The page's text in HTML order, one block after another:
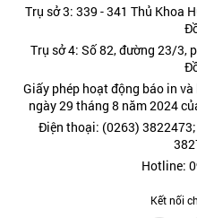
Trụ sở 3: 339 - 341 Thủ Khoa
Trụ sở 4: Số 82, đường 23/3,
Giấy phép hoạt động báo in
ngày 29 tháng 8 năm 2024
Điện thoại: (0263)
Hotline:
Kết nối